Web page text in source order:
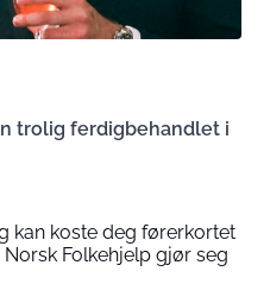
trolig ferdigbehandlet i
kan koste deg førerkortet
Folkehjelp gjør seg